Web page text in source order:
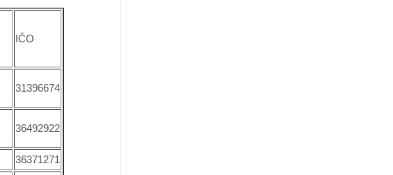
IČO
31396674
36492922
36371271